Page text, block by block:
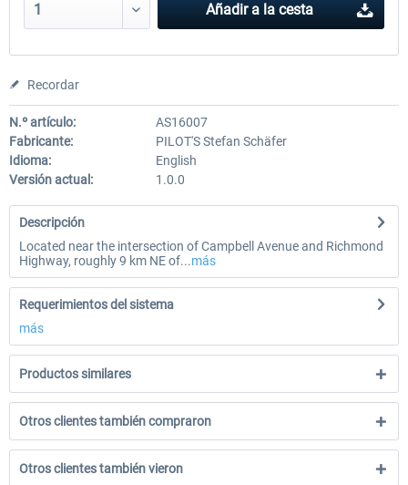
Añadir a la cesta
Recordar
N.º artículo:
AS16007
Fabricante:
PILOT'S Stefan Schäfer
Idioma:
English
Versión actual:
1.0.0
Descripción
Located near the intersection of Campbell Avenue and Richmond
Highway, roughly 9 km NE of...más
Requerimientos del sistema
más
Productos similares
Otros clientes también compraron
Otros clientes también vieron